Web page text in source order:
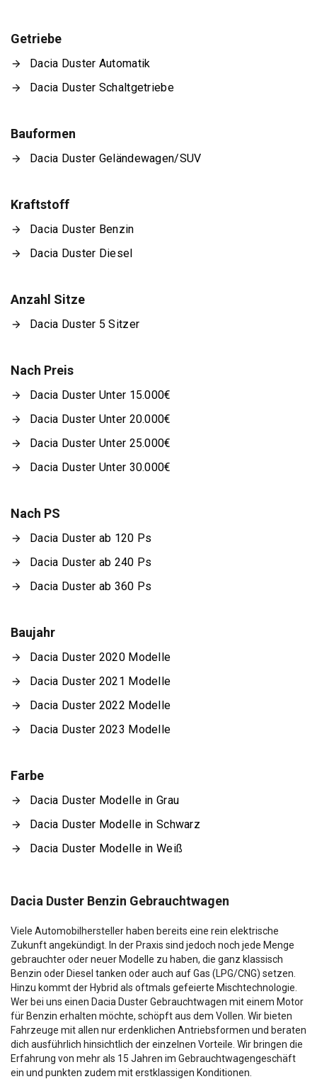
Getriebe
Dacia Duster Automatik
Dacia Duster Schaltgetriebe
Bauformen
Dacia Duster Geländewagen/SUV
Kraftstoff
Dacia Duster Benzin
Dacia Duster Diesel
Anzahl Sitze
Dacia Duster 5 Sitzer
Nach Preis
Dacia Duster Unter 15.000€
Dacia Duster Unter 20.000€
Dacia Duster Unter 25.000€
Dacia Duster Unter 30.000€
Nach PS
Dacia Duster ab 120 Ps
Dacia Duster ab 240 Ps
Dacia Duster ab 360 Ps
Baujahr
Dacia Duster 2020 Modelle
Dacia Duster 2021 Modelle
Dacia Duster 2022 Modelle
Dacia Duster 2023 Modelle
Farbe
Dacia Duster Modelle in Grau
Dacia Duster Modelle in Schwarz
Dacia Duster Modelle in Weiß
Dacia Duster Benzin Gebrauchtwagen
Viele Automobilhersteller haben bereits eine rein elektrische
Zukunft angekündigt. In der Praxis sind jedoch noch jede Menge
gebrauchter oder neuer Modelle zu haben, die ganz klassisch
Benzin oder Diesel tanken oder auch auf Gas (LPG/CNG) setzen.
Hinzu kommt der Hybrid als oftmals gefeierte Mischtechnologie.
Wer bei uns einen Dacia Duster Gebrauchtwagen mit einem Motor
für Benzin erhalten möchte, schöpft aus dem Vollen. Wir bieten
Fahrzeuge mit allen nur erdenklichen Antriebsformen und beraten
dich ausführlich hinsichtlich der einzelnen Vorteile. Wir bringen die
Erfahrung von mehr als 15 Jahren im Gebrauchtwagengeschäft
ein und punkten zudem mit erstklassigen Konditionen.